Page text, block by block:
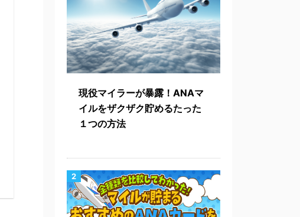
現役マイラーが暴露！ANAマ
イルをザクザク貯めるたった
１つの方法
2